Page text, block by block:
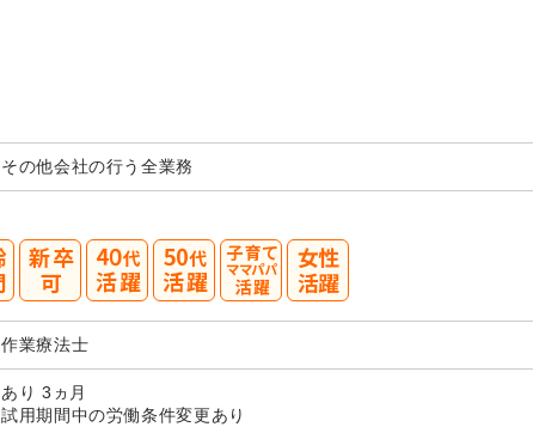
その他会社の行う全業務
作業療法士
あり 3ヵ月
試用期間中の労働条件変更あり